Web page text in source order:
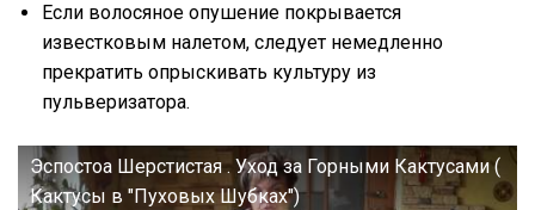
Если волосяное опушение покрывается
известковым налетом, следует немедленно
прекратить опрыскивать культуру из
пульверизатора.
Эспостоа Шерстистая . Уход за Горными Кактусами (
Кактусы в "Пуховых Шубках")